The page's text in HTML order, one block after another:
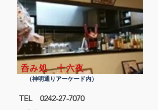
​呑み処 十六夜
（神明通りアーケード内）
TEL0242-27-7070